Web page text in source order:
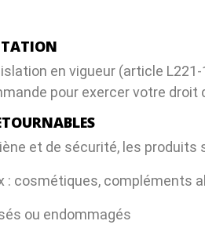
en vigueur (article
pour exercer votre
et de sécurité, les produits
: cosmétiques, compléments
ou endommagés